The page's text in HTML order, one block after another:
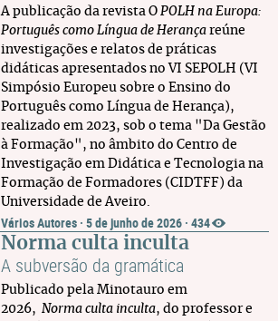
A publicação da revista O POLH na Europa:
Português como Língua de Herança reúne
investigações e relatos de práticas
didáticas apresentados no VI SEPOLH (VI
Simpósio Europeu sobre o Ensino do
Português como Língua de Herança),
realizado em 2023, sob o tema "Da Gestão
à Formação", no âmbito do Centro de
Investigação em Didática e Tecnologia na
Formação de Formadores (CIDTFF) da
Universidade de Aveiro.
Vários Autores · 5 de junho de 2026 · 434
Norma culta inculta
A subversão da gramática
Publicado pela Minotauro em
2026, Norma culta inculta, do professor e